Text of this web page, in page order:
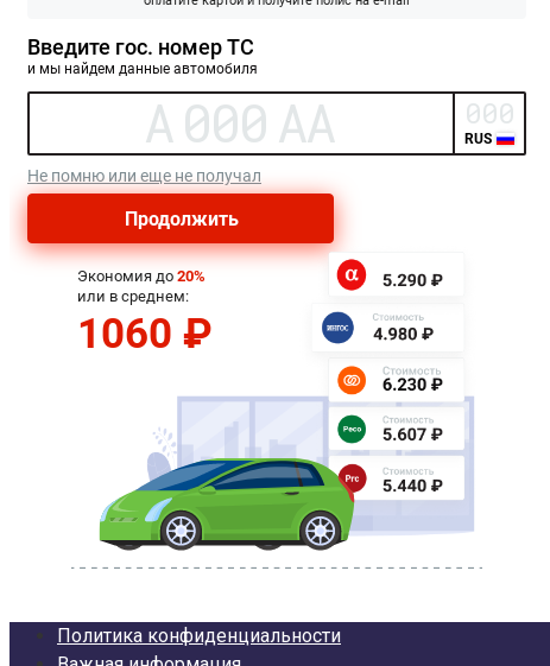
Политика конфиденциальности